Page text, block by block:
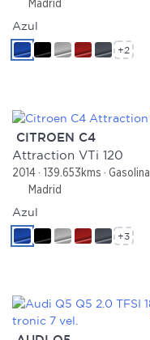
Madrid
Azul
+2
CITROEN C4
Attraction VTi 120
2014 139.653kms Gasolina
Madrid
Azul
+3